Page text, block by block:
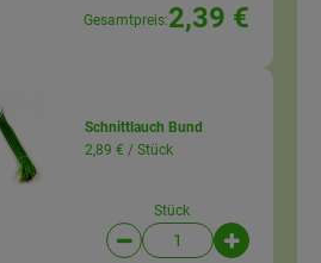
Gesamtpreis:2,39 €
Schnittlauch Bund
2,89 € / Stück
Stück
Artikelanzahl